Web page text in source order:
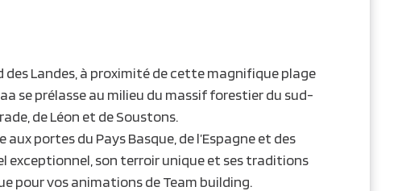
des Landes, à proximité de cette magnifique plage
se prélasse au milieu du massif forestier du sud-
de Léon et de Soustons.
portes du Pays Basque, de l’Espagne et des
exceptionnel, son terroir unique et ses traditions
pour vos animations de Team building.